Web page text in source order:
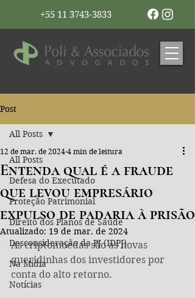
+55 11 3743-3833
Post
All Posts
Defesa do Executado
Proteção Patrimonial
Direito dos Planos de Saúde
Desconsideração da PJ (IDPJ)
Na Mídia
Notícias
All Posts
Entenda qual é a fraude
que levou empresário
expulso de padaria à prisão
12 de mar. de 2024 4 min de leitura
Atualizado: 19 de mar. de 2024
As criptomoedas são as novas
queridinhas dos investidores por
conta do alto retorno.